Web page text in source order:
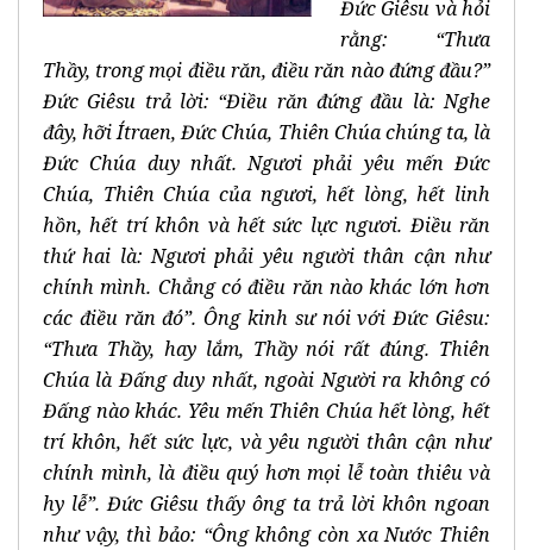
Đức Giêsu và hỏi
rằng: “Thưa
Thầy, trong mọi điều răn, điều răn nào đứng đầu?”
Đức Giêsu trả lời: “Điều răn đứng đầu là: Nghe
đây, hỡi Ítraen, Đức Chúa, Thiên Chúa chúng ta, là
Đức Chúa duy nhất. Ngươi phải yêu mến Đức
Chúa, Thiên Chúa của ngươi, hết lòng, hết linh
hồn, hết trí khôn và hết sức lực ngươi. Điều răn
thứ hai là: Ngươi phải yêu người thân cận như
chính mình. Chẳng có điều răn nào khác lớn hơn
các điều răn đó”. Ông kinh sư nói với Đức Giêsu:
“Thưa Thầy, hay lắm, Thầy nói rất đúng. Thiên
Chúa là Đấng duy nhất, ngoài Người ra không có
Đấng nào khác. Yêu mến Thiên Chúa hết lòng, hết
trí khôn, hết sức lực, và yêu người thân cận như
chính mình, là điều quý hơn mọi lễ toàn thiêu và
hy lễ”. Đức Giêsu thấy ông ta trả lời khôn ngoan
như vậy, thì bảo: “Ông không còn xa Nước Thiên